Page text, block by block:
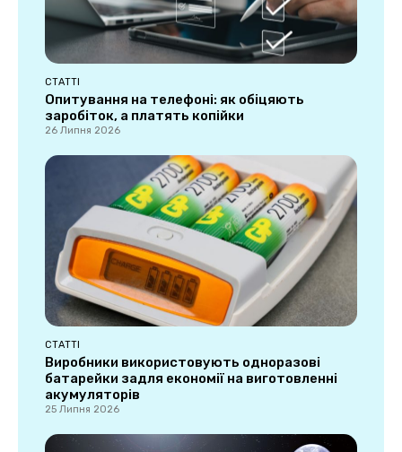
СТАТТІ
Опитування на телефоні: як обіцяють
заробіток, а платять копійки
26 Липня 2026
СТАТТІ
Виробники використовують одноразові
батарейки задля економії на виготовленні
акумуляторів
25 Липня 2026